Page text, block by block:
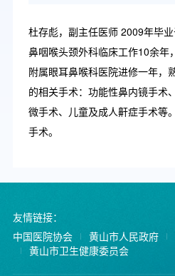
杜存彪，副主任医师 2009年毕
鼻咽喉头颈外科临床工作10余
附属眼耳鼻喉科医院进修一年，
的相关手术：功能性鼻内镜手术
微手术、儿童及成人鼾症手术等
手术。
友情链接：
中国医院协会
黄山市人民政府
黄山市卫生健康委员会